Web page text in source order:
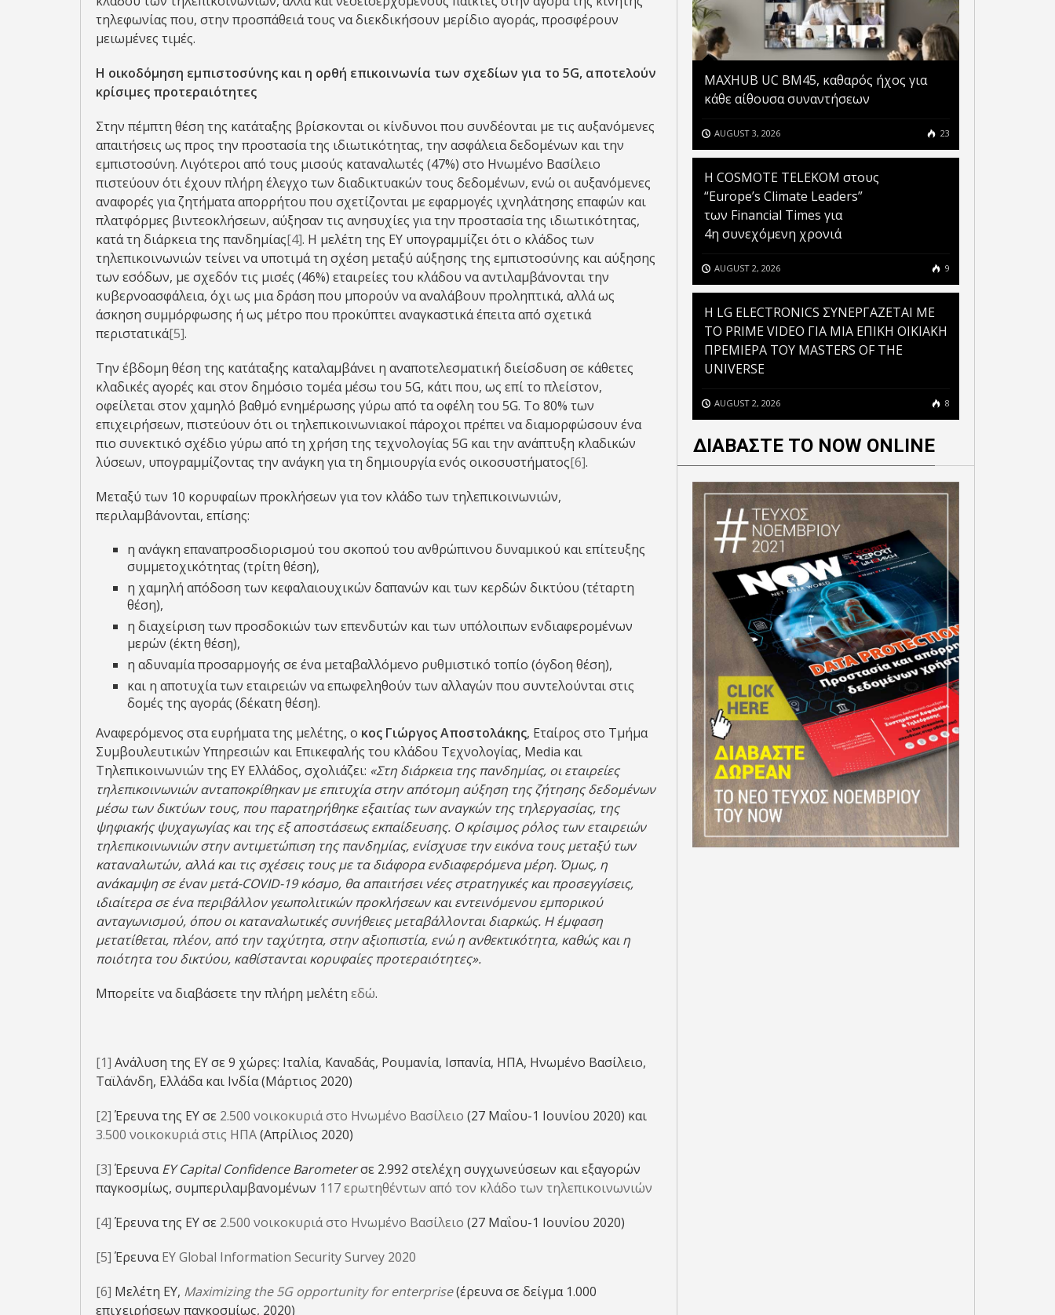
τηλεφωνίας που, στην προσπάθειά τους να διεκδικήσουν μερίδιο αγοράς, προσφέρουν
μειωμένες τιμές.
Η οικοδόμηση εμπιστοσύνης και η ορθή επικοινωνία των σχεδίων για το 5G, αποτελούν
κρίσιμες προτεραιότητες
Στην πέμπτη θέση της κατάταξης βρίσκονται οι κίνδυνοι που συνδέονται με τις αυξανόμενες
απαιτήσεις ως προς την προστασία της ιδιωτικότητας, την ασφάλεια δεδομένων και την
εμπιστοσύνη. Λιγότεροι από τους μισούς καταναλωτές (47%) στο Ηνωμένο Βασίλειο
πιστεύουν ότι έχουν πλήρη έλεγχο των διαδικτυακών τους δεδομένων, ενώ οι αυξανόμενες
αναφορές για ζητήματα απορρήτου που σχετίζονται με εφαρμογές ιχνηλάτησης επαφών και
πλατφόρμες βιντεοκλήσεων, αύξησαν τις ανησυχίες για την προστασία της ιδιωτικότητας,
κατά τη διάρκεια της πανδημίας[4]. Η μελέτη της EY υπογραμμίζει ότι ο κλάδος των
τηλεπικοινωνιών τείνει να υποτιμά τη σχέση μεταξύ αύξησης της εμπιστοσύνης και αύξησης
των εσόδων, με σχεδόν τις μισές (46%) εταιρείες του κλάδου να αντιλαμβάνονται την
κυβερνοασφάλεια, όχι ως μια δράση που μπορούν να αναλάβουν προληπτικά, αλλά ως
άσκηση συμμόρφωσης ή ως μέτρο που προκύπτει αναγκαστικά έπειτα από σχετικά
περιστατικά[5].
Την έβδομη θέση της κατάταξης καταλαμβάνει η αναποτελεσματική διείσδυση σε κάθετες
κλαδικές αγορές και στον δημόσιο τομέα μέσω του 5G, κάτι που, ως επί το πλείστον,
οφείλεται στον χαμηλό βαθμό ενημέρωσης γύρω από τα οφέλη του 5G. Το 80% των
επιχειρήσεων, πιστεύουν ότι οι τηλεπικοινωνιακοί πάροχοι πρέπει να διαμορφώσουν ένα
πιο συνεκτικό σχέδιο γύρω από τη χρήση της τεχνολογίας 5G και την ανάπτυξη κλαδικών
λύσεων, υπογραμμίζοντας την ανάγκη για τη δημιουργία ενός οικοσυστήματος[6].
Μεταξύ των 10 κορυφαίων προκλήσεων για τον κλάδο των τηλεπικοινωνιών,
περιλαμβάνονται, επίσης:
η ανάγκη επαναπροσδιορισμού του σκοπού του ανθρώπινου δυναμικού και επίτευξης
συμμετοχικότητας (τρίτη θέση),
η χαμηλή απόδοση των κεφαλαιουχικών δαπανών και των κερδών δικτύου (τέταρτη
θέση),
η διαχείριση των προσδοκιών των επενδυτών και των υπόλοιπων ενδιαφερομένων
μερών (έκτη θέση),
η αδυναμία προσαρμογής σε ένα μεταβαλλόμενο ρυθμιστικό τοπίο (όγδοη θέση),
και η αποτυχία των εταιρειών να επωφεληθούν των αλλαγών που συντελούνται στις
δομές της αγοράς (δέκατη θέση).
Αναφερόμενος στα ευρήματα της μελέτης, ο κος Γιώργος Αποστολάκης, Εταίρος στο Τμήμα
Συμβουλευτικών Υπηρεσιών και Επικεφαλής του κλάδου Τεχνολογίας, Media και
Τηλεπικοινωνιών της ΕΥ Ελλάδος, σχολιάζει: «Στη διάρκεια της πανδημίας, οι εταιρείες
τηλεπικοινωνιών ανταποκρίθηκαν με επιτυχία στην απότομη αύξηση της ζήτησης δεδομένων
μέσω των δικτύων τους, που παρατηρήθηκε εξαιτίας των αναγκών της τηλεργασίας, της
ψηφιακής ψυχαγωγίας και της εξ αποστάσεως εκπαίδευσης. Ο κρίσιμος ρόλος των εταιρειών
τηλεπικοινωνιών στην αντιμετώπιση της πανδημίας, ενίσχυσε την εικόνα τους μεταξύ των
καταναλωτών, αλλά και τις σχέσεις τους με τα διάφορα ενδιαφερόμενα μέρη. Όμως, η
ανάκαμψη σε έναν μετά-COVID-19 κόσμο, θα απαιτήσει νέες στρατηγικές και προσεγγίσεις,
ιδιαίτερα σε ένα περιβάλλον γεωπολιτικών προκλήσεων και εντεινόμενου εμπορικού
ανταγωνισμού, όπου οι καταναλωτικές συνήθειες μεταβάλλονται διαρκώς. Η έμφαση
μετατίθεται, πλέον, από την ταχύτητα, στην αξιοπιστία, ενώ η ανθεκτικότητα, καθώς και η
ποιότητα του δικτύου, καθίστανται κορυφαίες προτεραιότητες».
Μπορείτε να διαβάσετε την πλήρη μελέτη εδώ.
[1] Ανάλυση της EY σε 9 χώρες: Ιταλία, Καναδάς, Ρουμανία, Ισπανία, ΗΠΑ, Ηνωμένο Βασίλειο,
Ταϊλάνδη, Ελλάδα και Ινδία (Μάρτιος 2020)
[2] Έρευνα της EY σε 2.500 νοικοκυριά στο Ηνωμένο Βασίλειο (27 Μαΐου-1 Ιουνίου 2020) και
3.500 νοικοκυριά στις ΗΠΑ(Απρίλιος 2020)
[3] ΈρευναEY Capital Confidence Barometerσε 2.992 στελέχη συγχωνεύσεων και εξαγορών
παγκοσμίως, συμπεριλαμβανομένων 117 ερωτηθέντων από τον κλάδο των τηλεπικοινωνιών
[4] Έρευνα της EY σε 2.500 νοικοκυριά στο Ηνωμένο Βασίλειο (27 Μαΐου-1 Ιουνίου 2020)
[5] ΈρευναEY Global Information Security Survey 2020
[6] Μελέτη EY, Maximizing the 5G opportunity for enterprise(έρευνα σε δείγμα 1.000
επιχειρήσεων παγκοσμίως, 2020)
MAXHUB UC BM45, καθαρός ήχος για
κάθε αίθουσα συναντήσεων
AUGUST 3, 2026 23
Η COSMOTE TELEKOM στους
“Europe’s Climate Leaders”
των Financial Times για
4η συνεχόμενη χρονιά
AUGUST 2, 2026 9
H LG ELECTRONICS ΣΥΝΕΡΓΑΖΕΤΑΙ ΜΕ
ΤΟ PRIME VIDEO ΓΙΑ ΜΙΑ ΕΠΙΚΗ ΟΙΚΙΑΚΗ
ΠΡΕΜΙΕΡΑ ΤΟΥ MASTERS OF THE
UNIVERSE
AUGUST 2, 2026 8
ΔΙΑΒΑΣΤΕ ΤΟ NOW ONLINE